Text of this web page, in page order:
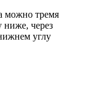
можно тремя
ниже, через
углу